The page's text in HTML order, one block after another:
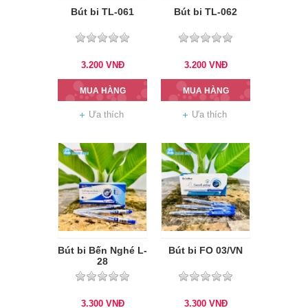
Bút bi TL-061
3.200 VNĐ
MUA HÀNG
Ưa thích
Bút bi TL-062
3.200 VNĐ
MUA HÀNG
Ưa thích
Bút bi Bến Nghé L-
28
3.300 VNĐ
Bút bi FO 03/VN
3.300 VNĐ